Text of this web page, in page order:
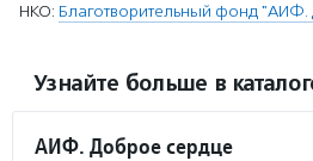
НКО: Благотворительный фонд
Узнайте больше в
АИФ. Доброе сердце